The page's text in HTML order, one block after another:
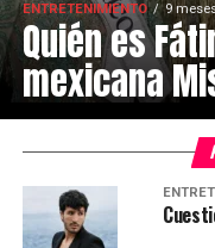
ENTRETENIMIENTO 9
Quién es
mexicana